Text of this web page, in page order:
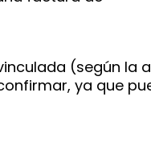
(según la
ya que